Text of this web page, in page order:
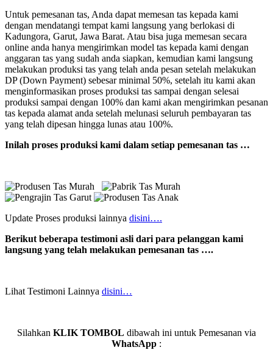
Untuk pemesanan tas, Anda dapat memesan tas kepada kami
dengan mendatangi tempat kami langsung yang berlokasi di
Kadungora, Garut, Jawa Barat. Atau bisa juga memesan secara
online anda hanya mengirimkan model tas kepada kami dengan
anggaran tas yang sudah anda siapkan, kemudian kami langsung
melakukan produksi tas yang telah anda pesan setelah melakukan
DP (Down Payment) sebesar minimal 50%, setelah itu kami akan
menginformasikan proses produksi tas sampai dengan selesai
produksi sampai dengan 100% dan kami akan mengirimkan pesanan
tas kepada alamat anda setelah melunasi seluruh pembayaran tas
yang telah dipesan hingga lunas atau 100%.
Inilah proses produksi kami dalam setiap pemesanan tas …
Update Proses produksi lainnya disini….
Berikut beberapa testimoni asli dari para pelanggan kami
langsung yang telah melakukan pemesanan tas ….
Lihat Testimoni Lainnya disini…
Silahkan KLIK TOMBOL dibawah ini untuk Pemesanan via
WhatsApp :